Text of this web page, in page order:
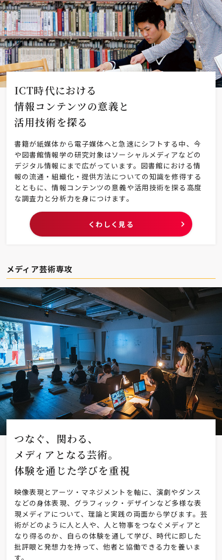
ICT時代における
情報コンテンツの意義と
活用技術を探る
書籍が紙媒体から電子媒体へと急速にシフトする中、今
や図書館情報学の研究対象はソーシャルメディアなどの
デジタル情報にまで広がっています。図書館における情
報の流通・組織化・提供方法についての知識を修得する
とともに、情報コンテンツの意義や活用技術を探る高度
な調査力と分析力を身につけます。
くわしく見る
メディア芸術専攻
つなぐ、関わる、
メディアとなる芸術。
体験を通じた学びを重視
映像表現とアーツ・マネジメントを軸に、演劇やダンス
などの身体表現、グラフィック・デザインなど多様な表
現メディアについて、理論と実践の両面から学びます。芸
術がどのように人と人や、人と物事をつなぐメディアと
なり得るのか、自らの体験を通して学び、時代に即した
批評眼と発想力を持って、他者と協働できる力を養いま
す。